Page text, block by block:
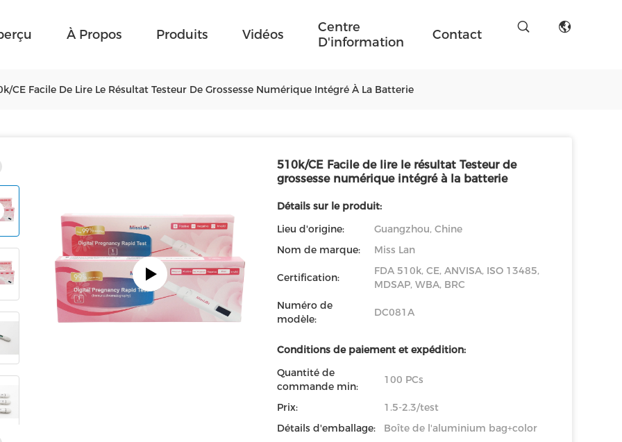
À Propos Produits Vidéos
Centre
D'information
Contact
CE Facile De Lire Le Résultat Testeur De Grossesse Numérique Intégré À La Batterie
510k/CE Facile de lire le résultat Testeur de
grossesse numérique intégré à la batterie
Détails sur le produit:
Lieu d'origine:
Guangzhou, Chine
Nom de marque:
Miss Lan
Certification:
FDA 510k, CE, ANVISA, ISO 13485,
MDSAP, WBA, BRC
Numéro de
modèle:
DC081A
Conditions de paiement et expédition:
Quantité de
commande min:
100 PCs
Prix:
1.5-2.3/test
Détails d'emballage:
Boîte de l'aluminium bag+color